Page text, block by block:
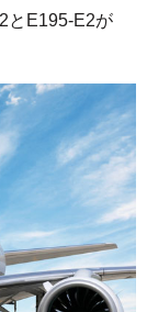
とE195-E2が